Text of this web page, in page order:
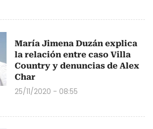
María Jimena Duzán explica
la relación entre caso Villa
Country y denuncias de Alex
Char
25/11/2020 - 08:55